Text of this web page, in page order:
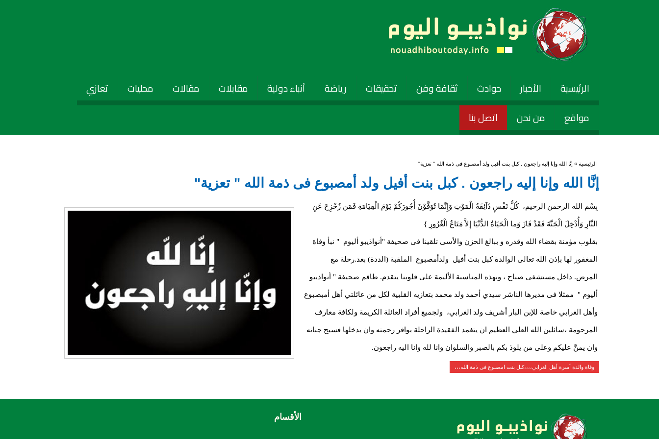
الرئيسية الأخبار حوادث ثقافة وفن تحقيقات رياضة أنباء دولية مقابلات مقالات محليات
تعازي
مواقع
من نحن اتصل بنا
أنت هنا
الرئيسية » إنَّا الله وإنا إليه راجعون . كبل بنت أفيل ولد أمصبوع فى ذمة الله " تعزية"
إنَّا الله وإنا إليه راجعون . كبل بنت أفيل ولد أمصبوع فى ذمة الله " تعزية"
بِسْم الله الرحمن الرحيم، كُلُّ نَفْسٍ ذَآئِقَةُ الْمَوْتِ وَإِنَّمَا تُوَفَّوْنَ أُجُورَكُمْ يَوْمَ الْقِيَامَةِ فَمَن زُحْزِحَ عَنِ
النَّارِ وَأُدْخِلَ الْجَنَّةَ فَقَدْ فَازَ وَما الْحَيَاةُ الدُّنْيَا إِلاَّ مَتَاعُ الْغُرُورِ }
بقلوب مؤمنة بقضاء الله وقدره و ببالغ الحزن والأسى تلقينا فى صحيفة "أنواذيبو أليوم " نبأ وفاة
المغفور لها بإذن الله تعالى الوالدة كبل بنت أفيل ولدأمصبوع الملقبة (الددة) بعد.رحلة مع
المرض. داخل مستشفى صباح ، وبهذه المناسبة الأليمة على قلوبنا يتقدم. طاقم صحيفة " أنواذيبو
أليوم " ممثلا فى مديرها الناشر سيدي أحمد ولد محمد بتعازيه القلبية لكل من عائلتي أهل أمبصبوع
وأهل الغرابي خاصة للإبن البار أشريف ولد الغرابي، ولجميع أفراد العائلة الكريمة ولكافة معارف
المرحومة ،سائلين الله العلي العظيم ان يتغمد الفقيدة الراحلة بوافر رحمته وان يدخلها فسيح جناته
وان يمنَّ عليكم وعلى من يلوذ بكم بالصبر والسلوان وانا لله وانا اليه راجعون.
وفاة والدة أسرة أهل الغرابي،،،،كبل بنت امصبوع فى ذمة الله،،،
الأقسام